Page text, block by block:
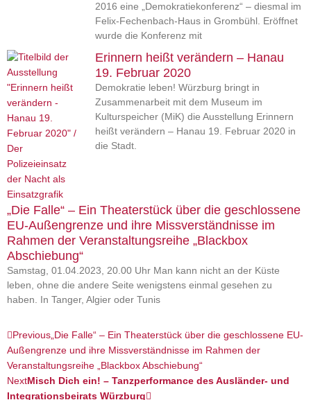
2016 eine „Demokratiekonferenz“ – diesmal im
Felix-Fechenbach-Haus in Grombühl. Eröffnet
wurde die Konferenz mit
Erinnern heißt verändern – Hanau
19. Februar 2020
Demokratie leben! Würzburg bringt in
Zusammenarbeit mit dem Museum im
Kulturspeicher (MiK) die Ausstellung Erinnern
heißt verändern – Hanau 19. Februar 2020 in
die Stadt.
„Die Falle“ – Ein Theaterstück über die geschlossene
EU-Außengrenze und ihre Missverständnisse im
Rahmen der Veranstaltungsreihe „Blackbox
Abschiebung“
Samstag, 01.04.2023, 20.00 Uhr Man kann nicht an der Küste
leben, ohne die andere Seite wenigstens einmal gesehen zu
haben. In Tanger, Algier oder Tunis
Zurück
Previous„Die Falle“ – Ein Theaterstück über die geschlossene EU-
Außengrenze und ihre Missverständnisse im Rahmen der
Veranstaltungsreihe „Blackbox Abschiebung“
NextMisch Dich ein! – Tanzperformance des Ausländer- und
Integrationsbeirats Würzburg
Nächster